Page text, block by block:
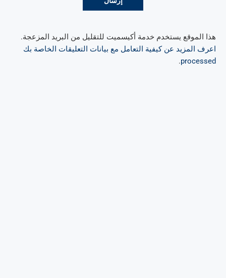
هذا الموقع يستخدم خدمة أكيسميت للتقليل من البريد المزعجة.
اعرف المزيد عن كيفية التعامل مع بيانات التعليقات الخاصة بك
processed
.